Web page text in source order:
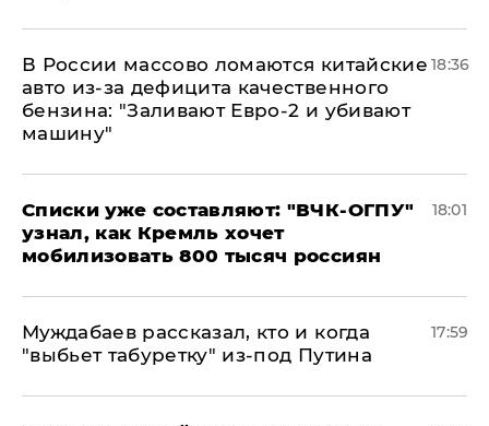
В России массово ломаются китайские
авто из-за дефицита качественного
бензина: "Заливают Евро-2 и убивают
машину"
18:36
Списки уже составляют: "ВЧК-ОГПУ"
узнал, как Кремль хочет
мобилизовать 800 тысяч россиян
18:01
Муждабаев рассказал, кто и когда
"выбьет табуретку" из-под Путина
17:59